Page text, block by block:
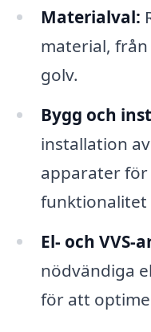
Materialval:
material,
golv.
Bygg och
installation
apparater
funktionalitet
El- och VVS-
nödvändiga
för att